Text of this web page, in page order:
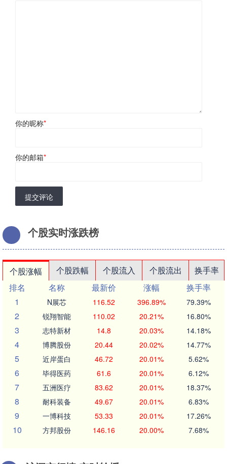
你的昵称*
你的邮箱*
提交评论
个股实时涨跌榜
个股涨幅 个股跌幅 个股流入 个股流出
换手率
排名
名称 最新价 涨幅
换手率
1
N展芯 116.52 396.89% 79.39%
2 锐翔智能 110.02 20.21% 16.80%
3 志特新材 14.8 20.03% 14.18%
4 博腾股份 20.44 20.02% 14.77%
5 近岸蛋白 46.72 20.01% 5.62%
6 毕得医药 61.6 20.01% 6.12%
7 五洲医疗 83.62 20.01% 18.37%
8 耐科装备 49.67 20.01% 6.83%
9 一博科技 53.33 20.01% 17.26%
10 方邦股份 146.16 20.00% 7.68%